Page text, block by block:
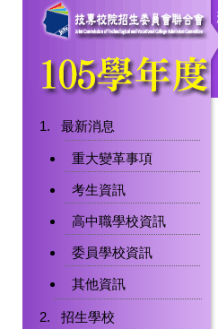
最新消息
重大變革事項
考生資訊
高中職學校資訊
委員學校資訊
其他資訊
招生學校